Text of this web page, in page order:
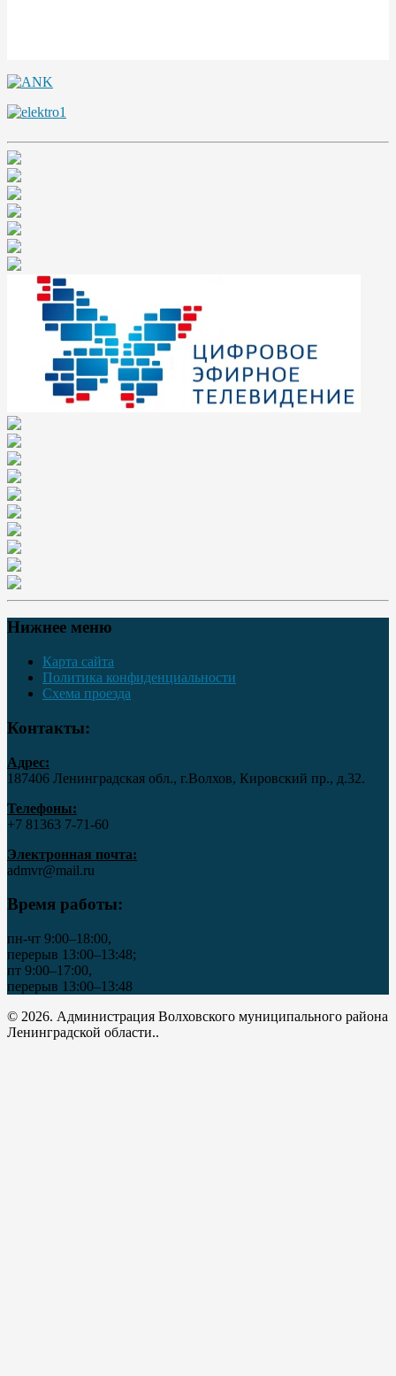
Нижнее меню
Карта сайта
Политика конфиденциальности
Схема проезда
Контакты:
Адрес:
187406 Ленинградская обл., г.Волхов, Кировский пр., д.32.
Телефоны:
+7 81363 7‑71-60
Электронная почта:
admvr@mail.ru
Время работы:
пн-чт 9:00–18:00,
перерыв 13:00–13:48;
пт 9:00–17:00,
перерыв 13:00–13:48
© 2026. Администрация Волховского муниципального района
Ленинградской области..